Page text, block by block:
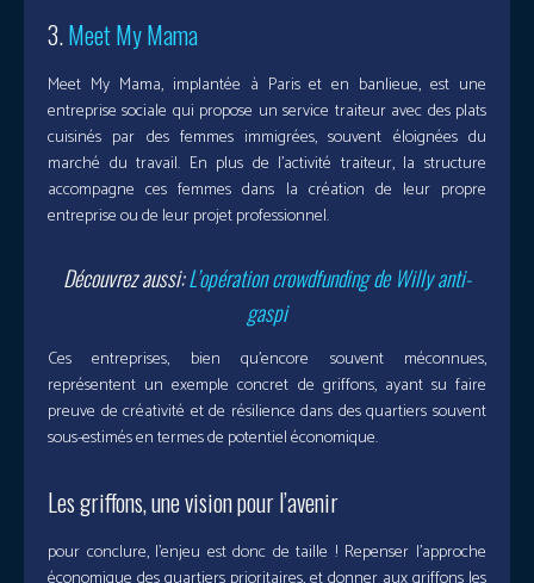
3.Meet My Mama
Meet My Mama, implantée à Paris et en banlieue, est une
entreprise sociale qui propose un service traiteur avec des plats
cuisinés par des femmes immigrées, souvent éloignées du
marché du travail. En plus de l’activité traiteur, la structure
accompagne ces femmes dans la création de leur propre
entreprise ou de leur projet professionnel.
Découvrez aussi:L’opération crowdfunding de Willy anti-
gaspi
Ces entreprises, bien qu’encore souvent méconnues,
représentent un exemple concret de griffons, ayant su faire
preuve de créativité et de résilience dans des quartiers souvent
sous-estimés en termes de potentiel économique.
Les griffons, une vision pour l’avenir
pour conclure, l’enjeu est donc de taille ! Repenser l’approche